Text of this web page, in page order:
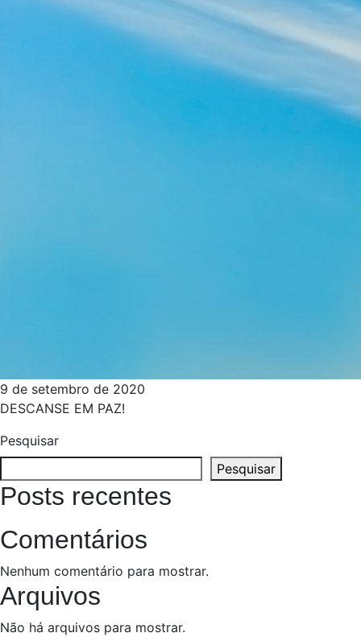
9 de setembro de 2020
DESCANSE EM PAZ!
Pesquisar
Pesquisar
Posts recentes
Comentários
Nenhum comentário para mostrar.
Arquivos
Não há arquivos para mostrar.